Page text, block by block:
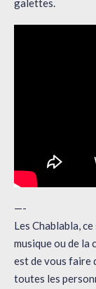
—-
Les Chablabla,
musique ou de la
est de vous faire
toutes les